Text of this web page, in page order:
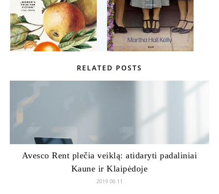
RELATED POSTS
Avesco Rent plečia veiklą: atidaryti padaliniai
Kaune ir Klaipėdoje
2019 06 11